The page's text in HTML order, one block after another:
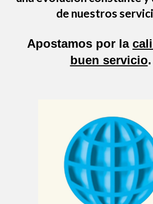
de nuestros
Apostamos por la
buen servicio.